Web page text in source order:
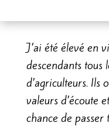
J’ai été élevé en
descendants tous
d’agriculteurs. Ils
valeurs d’écoute
chance de passer